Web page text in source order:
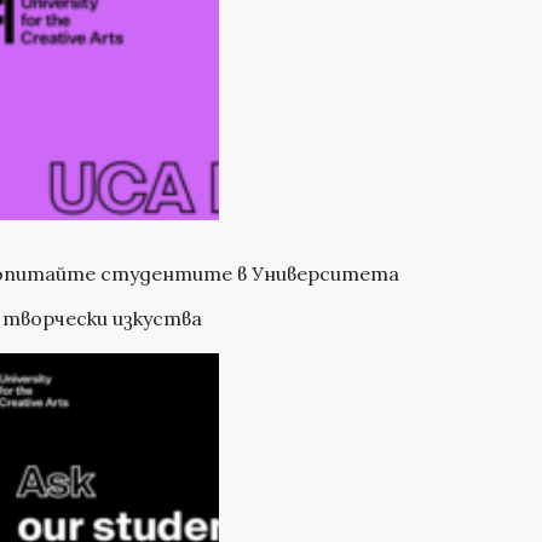
студентите в Университета
творчески изкуства